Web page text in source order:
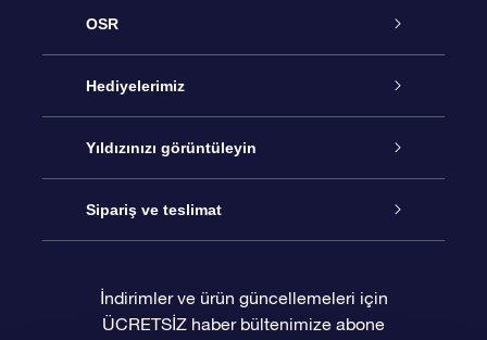
OSR
Hizmet
İletişim
Blogu
Değerlendirmeler
Hediyelerimiz
Çevrimiçi Yıldız Hediyesi
OSR Hediye Paketi
OSR Hediye Kartı
Yıldızınızı görüntüleyin
Star Register
Kişiselleştirilmiş Yıldız Sayfası
Sipariş ve teslimat
Ödeme bilgileri
İndirimler ve ürün güncellemeleri için
ÜCRETSİZ haber bültenimize abone